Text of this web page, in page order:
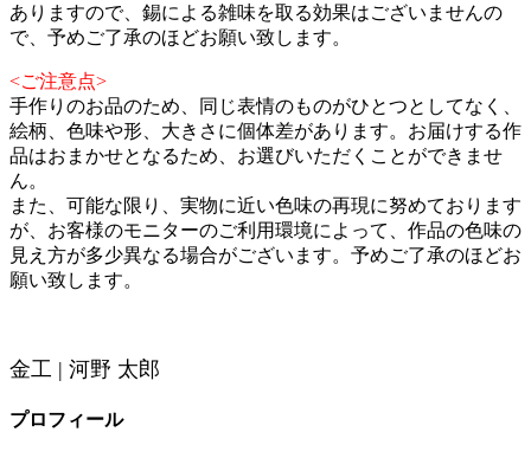
ありますので、錫による雑味を取る効果はございませんの
で、予めご了承のほどお願い致します。
<ご注意点>
手作りのお品のため、同じ表情のものがひとつとしてなく、
絵柄、色味や形、大きさに個体差があります。お届けする作
品はおまかせとなるため、お選びいただくことができませ
ん。
また、可能な限り、実物に近い色味の再現に努めております
が、お客様のモニターのご利用環境によって、作品の色味の
見え方が多少異なる場合がございます。予めご了承のほどお
願い致します。
金工 | 河野 太郎
プロフィール